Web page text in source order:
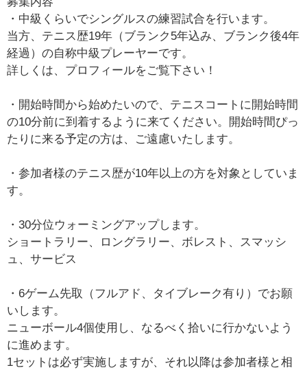
・中級くらいでシングルスの練習試合を行います。
当方、テニス歴19年（ブランク5年込み、ブランク後4年
経過）の自称中級プレーヤーです。
詳しくは、プロフィールをご覧下さい！
・開始時間から始めたいので、テニスコートに開始時間
の10分前に到着するように来てください。開始時間ぴっ
たりに来る予定の方は、ご遠慮いたします。
・参加者様のテニス歴が10年以上の方を対象としていま
す。
・30分位ウォーミングアップします。
ショートラリー、ロングラリー、ボレスト、スマッシ
ュ、サービス
・6ゲーム先取（フルアド、タイブレーク有り）でお願
いします。
ニューボール4個使用し、なるべく拾いに行かないよう
に進めます。
1セットは必ず実施しますが、それ以降は参加者様と相